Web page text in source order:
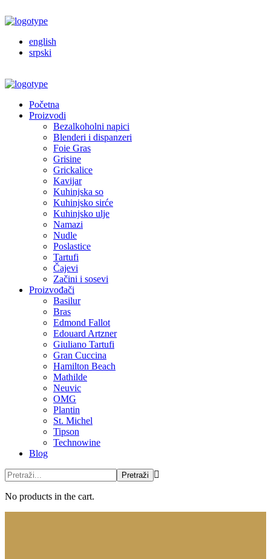
english
srpski
Početna
Proizvodi
Bezalkoholni napici
Blenderi i dispanzeri
Foie Gras
Grisine
Grickalice
Kavijar
Kuhinjska so
Kuhinjsko sirće
Kuhinjsko ulje
Namazi
Nudle
Poslastice
Tartufi
Čajevi
Začini i sosevi
Proizvođači
Basilur
Bras
Edmond Fallot
Edouard Artzner
Giuliano Tartufi
Gran Cuccina
Hamilton Beach
Mathilde
Neuvic
OMG
Plantin
St. Michel
Tipson
Technowine
Blog
No products in the cart.